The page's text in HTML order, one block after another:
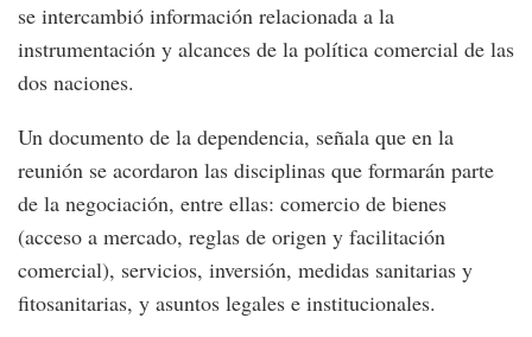
se intercambió información relacionada a la
instrumentación y alcances de la política comercial de las
dos naciones.
Un documento de la dependencia, señala que en la
reunión se acordaron las disciplinas que formarán parte
de la negociación, entre ellas: comercio de bienes
(acceso a mercado, reglas de origen y facilitación
comercial), servicios, inversión, medidas sanitarias y
fitosanitarias, y asuntos legales e institucionales.